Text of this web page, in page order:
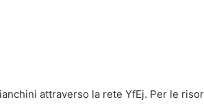
attraverso la rete YfEj. Per le